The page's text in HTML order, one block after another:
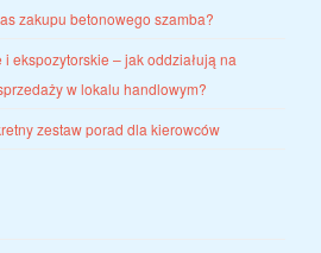
zakupu betonowego szamba?
ekspozytorskie – jak oddziałują na
w lokalu handlowym?
zestaw porad dla kierowców